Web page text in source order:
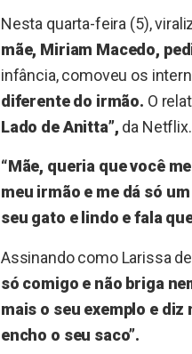
Nesta quarta-feira (5),
mãe, Miriam Macedo,
infância, comoveu os
diferente do irmão. O
Lado de Anitta”, da Netflix.
“Mãe, queria que você
meu irmão e me dá só
seu gato e lindo e fala
Assinando como Larissa
só comigo e não briga
mais o seu exemplo e
encho o seu saco”.